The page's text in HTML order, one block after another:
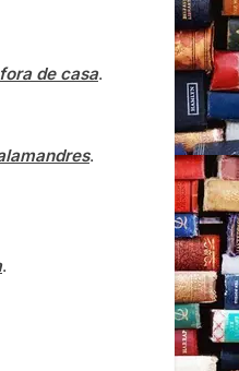
de casa.
.
.